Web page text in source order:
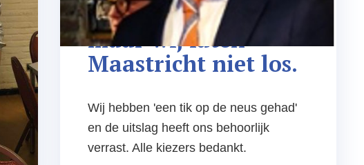
Teleurgesteld …
maar wij laten
Maastricht niet los.
Wij hebben 'een tik op de neus gehad'
en de uitslag heeft ons behoorlijk
verrast. Alle kiezers bedankt.